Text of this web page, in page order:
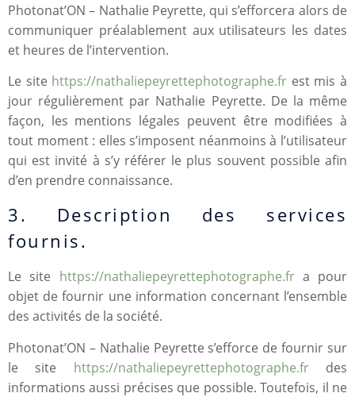
Photonat’ON – Nathalie Peyrette, qui s’efforcera alors de
communiquer préalablement aux utilisateurs les dates
et heures de l’intervention.
Le site https://nathaliepeyrettephotographe.fr est mis à
jour régulièrement par Nathalie Peyrette. De la même
façon, les mentions légales peuvent être modifiées à
tout moment : elles s’imposent néanmoins à l’utilisateur
qui est invité à s’y référer le plus souvent possible afin
d’en prendre connaissance.
3. Description des services
fournis.
Le site https://nathaliepeyrettephotographe.fra pour
objet de fournir une information concernant l’ensemble
des activités de la société.
Photonat’ON – Nathalie Peyrette s’efforce de fournir sur
le site https://nathaliepeyrettephotographe.frdes
informations aussi précises que possible. Toutefois, il ne